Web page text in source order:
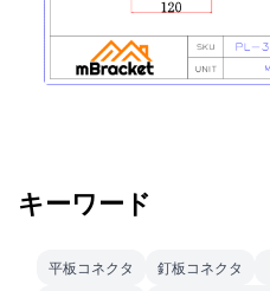
キーワード
平板コネクタ 釘板コネクタ